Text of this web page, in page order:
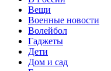
Вещи
Военные новости
Волейбол
Гаджеты
Дети
Дом и сад